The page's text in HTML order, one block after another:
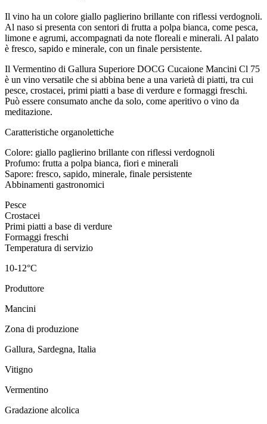
Il vino ha un colore giallo paglierino brillante con riflessi verdognoli.
Al naso si presenta con sentori di frutta a polpa bianca, come pesca,
limone e agrumi, accompagnati da note floreali e minerali. Al palato
è fresco, sapido e minerale, con un finale persistente.
Il Vermentino di Gallura Superiore DOCG Cucaione Mancini Cl 75
è un vino versatile che si abbina bene a una varietà di piatti, tra cui
pesce, crostacei, primi piatti a base di verdure e formaggi freschi.
Può essere consumato anche da solo, come aperitivo o vino da
meditazione.
Caratteristiche organolettiche
Colore: giallo paglierino brillante con riflessi verdognoli
Profumo: frutta a polpa bianca, fiori e minerali
Sapore: fresco, sapido, minerale, finale persistente
Abbinamenti gastronomici
Pesce
Crostacei
Primi piatti a base di verdure
Formaggi freschi
Temperatura di servizio
10-12°C
Produttore
Mancini
Zona di produzione
Gallura, Sardegna, Italia
Vitigno
Vermentino
Gradazione alcolica